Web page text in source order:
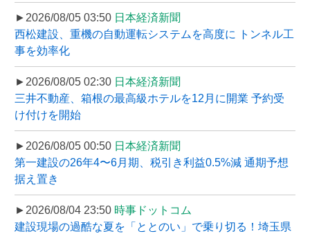
►2026/08/05 03:50 日本経済新聞
西松建設、重機の自動運転システムを高度に トンネル工
事を効率化
►2026/08/05 02:30 日本経済新聞
三井不動産、箱根の最高級ホテルを12月に開業 予約受
け付けを開始
►2026/08/05 00:50 日本経済新聞
第一建設の26年4〜6月期、税引き利益0.5%減 通期予想
据え置き
►2026/08/04 23:50 時事ドットコム
建設現場の過酷な夏を「ととのい」で乗り切る！埼玉県